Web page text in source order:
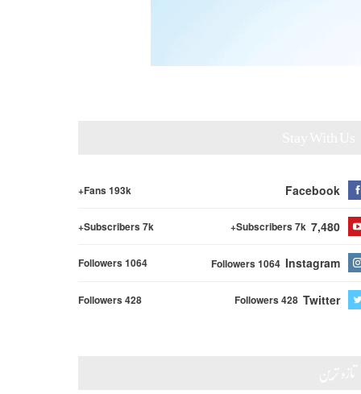
Facebook
Fans 193k+
7,480
Subscribers 7k+
Subscribers 7k+
Instagram
Followers 1064
Followers 1064
Twitter
Followers 428
Followers 428